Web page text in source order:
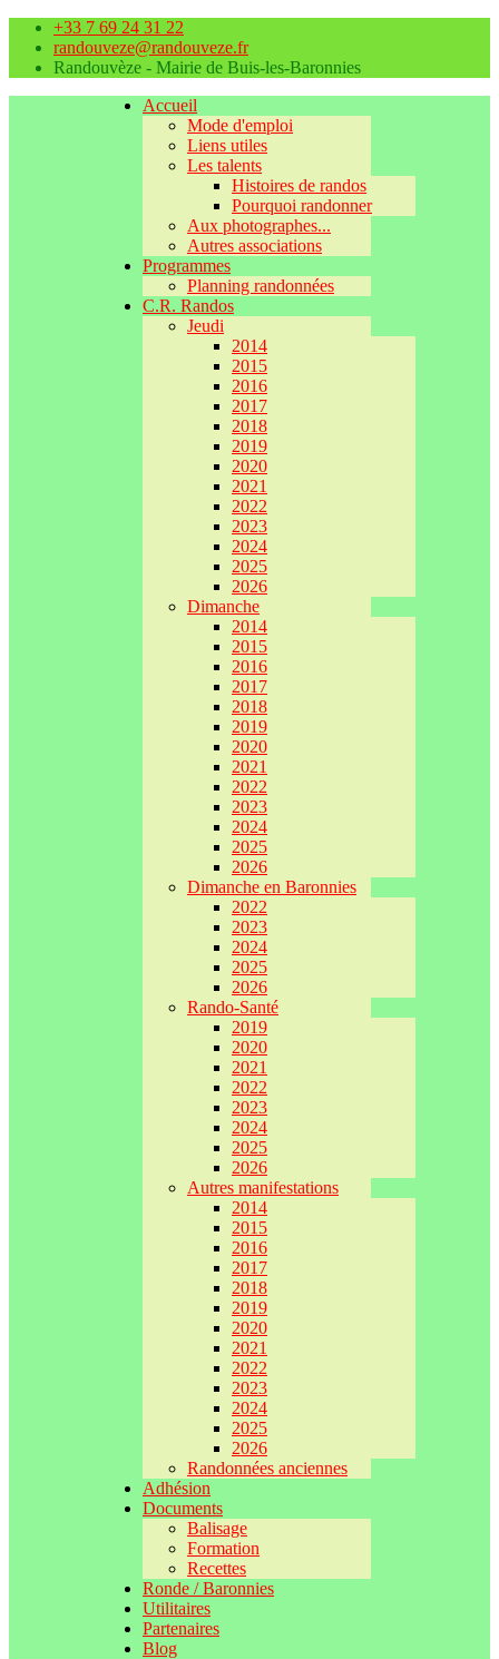
+33 7 69 24 31 22
randouveze@randouveze.fr
Randouvèze - Mairie de Buis-les-Baronnies
Accueil
Mode d'emploi
Liens utiles
Les talents
Histoires de randos
Pourquoi randonner
Aux photographes...
Autres associations
Programmes
Planning randonnées
C.R. Randos
Jeudi
2014
2015
2016
2017
2018
2019
2020
2021
2022
2023
2024
2025
2026
Dimanche
2014
2015
2016
2017
2018
2019
2020
2021
2022
2023
2024
2025
2026
Dimanche en Baronnies
2022
2023
2024
2025
2026
Rando-Santé
2019
2020
2021
2022
2023
2024
2025
2026
Autres manifestations
2014
2015
2016
2017
2018
2019
2020
2021
2022
2023
2024
2025
2026
Randonnées anciennes
Adhésion
Documents
Balisage
Formation
Recettes
Ronde / Baronnies
Utilitaires
Partenaires
Blog